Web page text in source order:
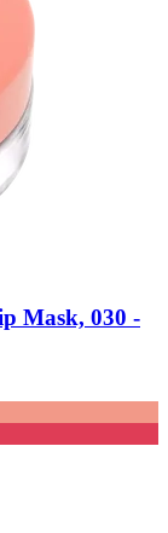
Mask, 030 -​